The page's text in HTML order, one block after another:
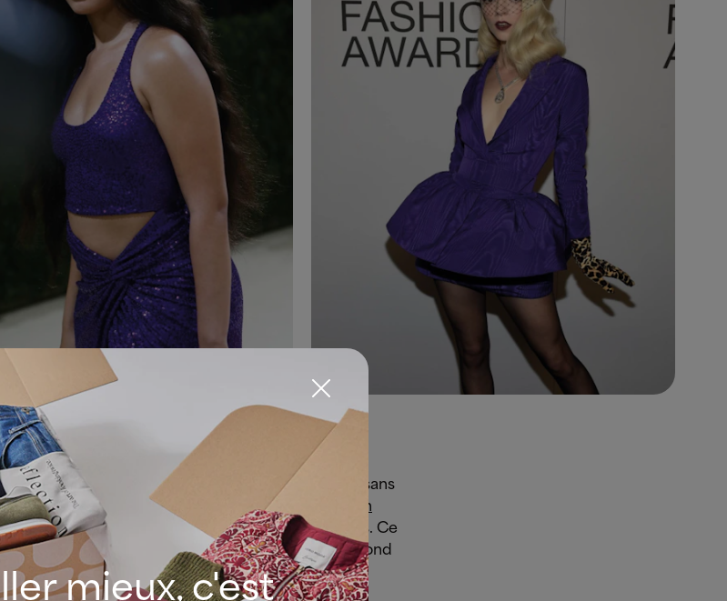
vous avez la chance de découvrir la joyeuse
Very Peri. Si vous la connaissiez déjà, vous serez sans
c’est une
tendance incontournable pour la saison
vous allez pouvoir en porter à toutes les sauces. Ce
et de rouge rosé, allègre et puissant, correspond
de femme printempsqu’aux types été.
mieux, c'est